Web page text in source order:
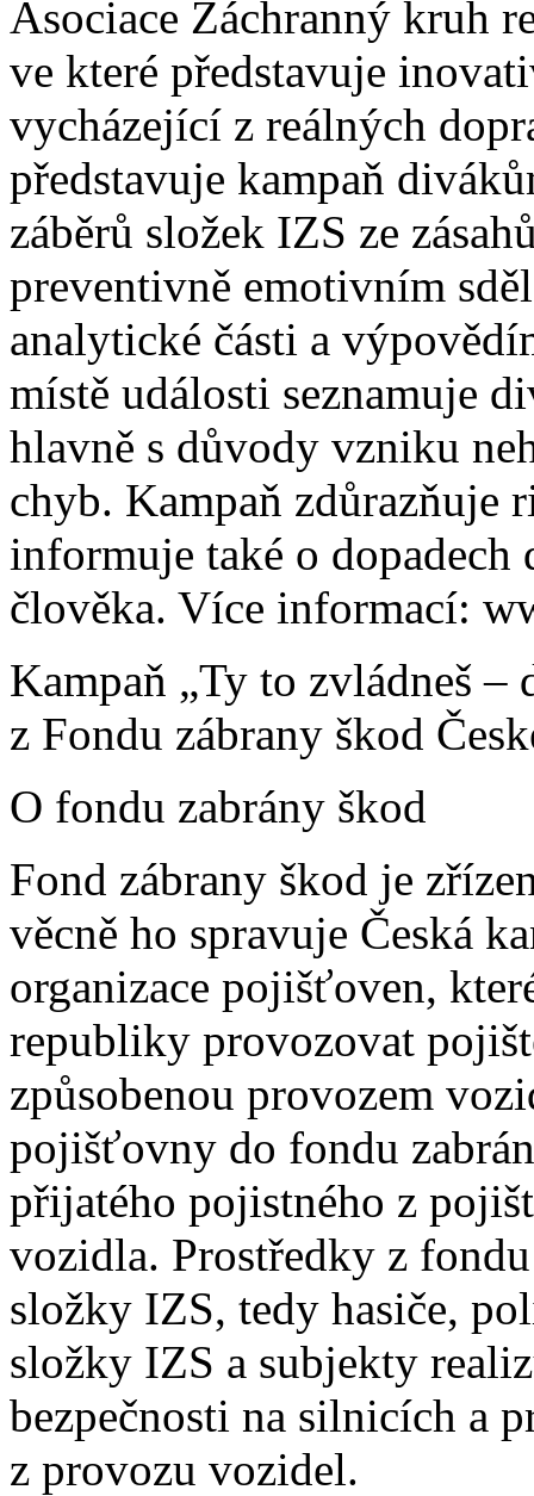
Asociace Záchranný kruh
ve které představuje
vycházející z reálných
představuje kampaň
záběrů složek IZS ze
preventivně emotivním
analytické části a
místě události seznamuje
hlavně s důvody vzniku
chyb. Kampaň zdůrazňuje
informuje také o
člověka. Více informací:
Kampaň „Ty to zvládneš –
z Fondu zábrany škod
O fondu zabrány škod
Fond zábrany škod je
věcně ho spravuje Česká
organizace pojišťoven,
republiky provozovat
způsobenou provozem
pojišťovny do fondu
přijatého pojistného z
vozidla. Prostředky z
složky IZS, tedy hasiče,
složky IZS a subjekty
bezpečnosti na silnicích a
z provozu vozidel.